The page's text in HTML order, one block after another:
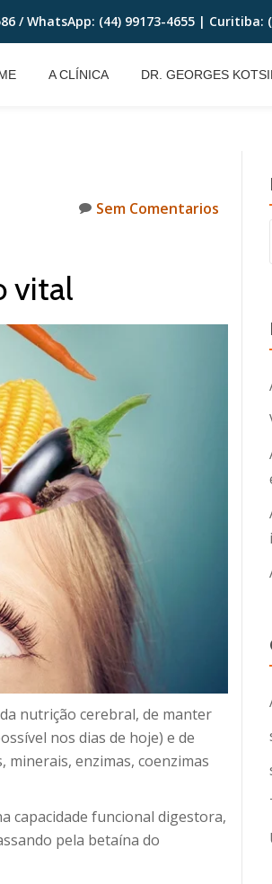
/ WhatsApp: (44) 99173-4655 | Curitiba:
A CLÍNICA DR. GEORGES
Sem Comentarios
vital
nutrição cerebral, de manter
nos dias de hoje) e de
enzimas, coenzimas
capacidade funcional digestora,
pela betaína do